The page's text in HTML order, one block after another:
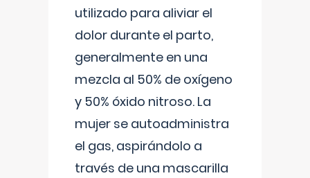
utilizado para aliviar el
dolor durante el parto,
generalmente en una
mezcla al 50% de oxígeno
y 50% óxido nitroso. La
mujer se autoadministra
el gas, aspirándolo a
través de una mascarilla